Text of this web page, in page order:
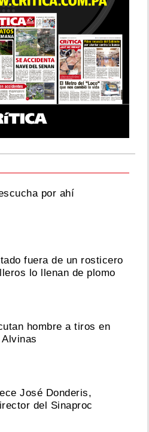
por ahí
fuera de un rosticero
lo llenan de plomo
hombre a tiros en
Alvinas
José Donderis,
del Sinaproc